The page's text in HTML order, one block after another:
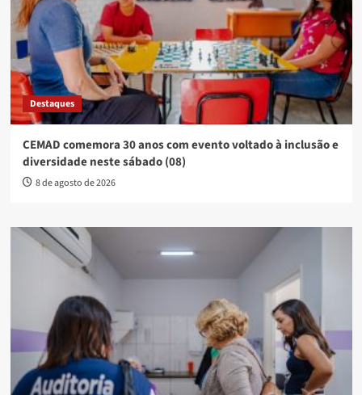
Destaques
CEMAD comemora 30 anos com evento voltado à inclusão e
diversidade neste sábado (08)
8 de agosto de 2026